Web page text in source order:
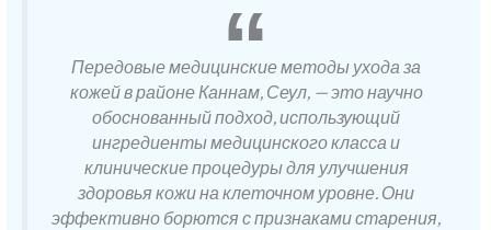
Передовые медицинские методы ухода за
кожей в районе Каннам, Сеул, — это научно
обоснованный подход, использующий
ингредиенты медицинского класса и
клинические процедуры для улучшения
здоровья кожи на клеточном уровне. Они
эффективно борются с признаками старения,